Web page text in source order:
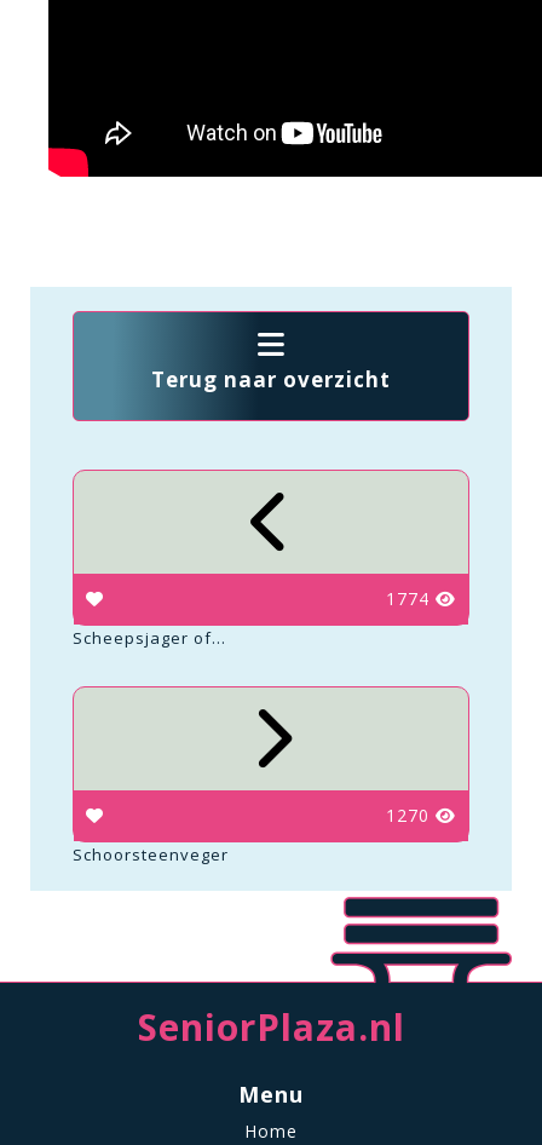
Terug naar overzicht
1774
Scheepsjager of...
1270
Schoorsteenveger
SeniorPlaza.nl
Menu
Home